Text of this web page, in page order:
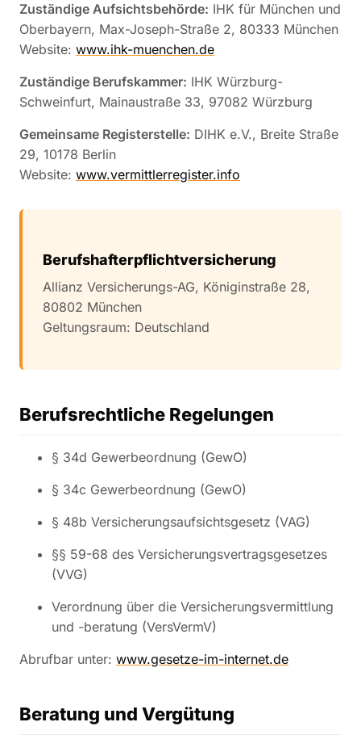
Zuständige Aufsichtsbehörde: IHK für München und
Oberbayern, Max-Joseph-Straße 2, 80333 München
Website: www.ihk-muenchen.de
Zuständige Berufskammer: IHK Würzburg-
Schweinfurt, Mainaustraße 33, 97082 Würzburg
Gemeinsame Registerstelle: DIHK e.V., Breite Straße
29, 10178 Berlin
Website: www.vermittlerregister.info
Berufshafterpflichtversicherung
Allianz Versicherungs-AG, Königinstraße 28,
80802 München
Geltungsraum: Deutschland
Berufsrechtliche Regelungen
§ 34d Gewerbeordnung (GewO)
§ 34c Gewerbeordnung (GewO)
§ 48b Versicherungsaufsichtsgesetz (VAG)
§§ 59-68 des Versicherungsvertragsgesetzes
(VVG)
Verordnung über die Versicherungsvermittlung
und -beratung (VersVermV)
Abrufbar unter: www.gesetze-im-internet.de
Beratung und Vergütung